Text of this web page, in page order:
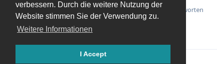
verbessern. Durch die weitere Nutzung der
Website stimmen Sie der Verwendung zu.
Weitere Informationen
I Accept
Antworten